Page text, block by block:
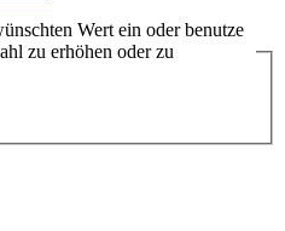
Wert ein oder benutze
zu erhöhen oder zu